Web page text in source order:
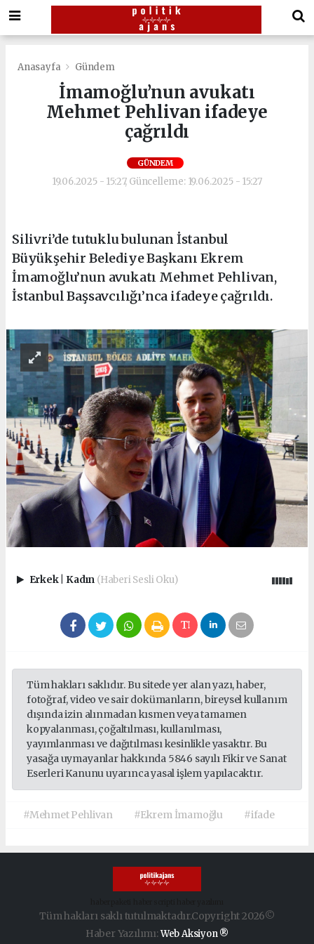
Anasayfa Gündem
İmamoğlu’nun avukatı
Mehmet Pehlivan ifadeye
çağrıldı
GÜNDEM
19.06.2025 - 15:27, Güncelleme: 19.06.2025 - 15:27
Silivri’de tutuklu bulunan İstanbul
Büyükşehir Belediye Başkanı Ekrem
İmamoğlu’nun avukatı Mehmet Pehlivan,
İstanbul Başsavcılığı’nca ifadeye çağrıldı.
Erkek Kadın (Haberi Sesli Oku)
Tüm hakları saklıdır. Bu sitede yer alan yazı, haber,
fotoğraf, video ve sair dokümanların, bireysel kullanım
dışında izin alınmadan kısmen veya tamamen
kopyalanması, çoğaltılması, kullanılması,
yayımlanması ve dağıtılması kesinlikle yasaktır. Bu
yasağa uymayanlar hakkında 5846 sayılı Fikir ve Sanat
Eserleri Kanunu uyarınca yasal işlem yapılacaktır.
#Mehmet Pehlivan #Ekrem İmamoğlu #ifade
Tüm hakları saklı tutulmaktadır.Copyright 2026©
Haber Yazılımı:Web Aksiyon ®